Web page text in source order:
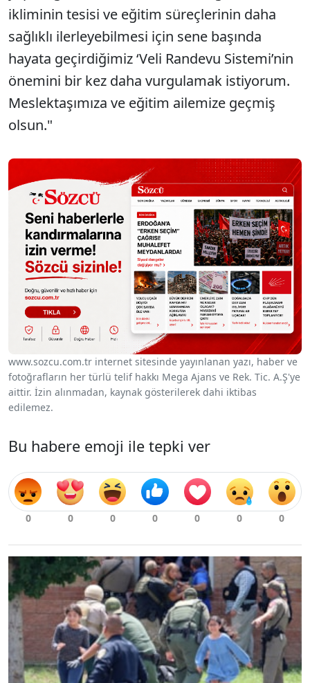
ikliminin tesisi ve eğitim süreçlerinin daha
sağlıklı ilerleyebilmesi için sene başında
hayata geçirdiğimiz ‘Veli Randevu Sistemi’nin
önemini bir kez daha vurgulamak istiyorum.
Meslektaşımıza ve eğitim ailemize geçmiş
olsun."
www.sozcu.com.tr internet sitesinde yayınlanan yazı, haber ve
fotoğrafların her türlü telif hakkı Mega Ajans ve Rek. Tic. A.Ş'ye
aittir. İzin alınmadan, kaynak gösterilerek dahi iktibas
edilemez.
Bu habere emoji ile tepki ver